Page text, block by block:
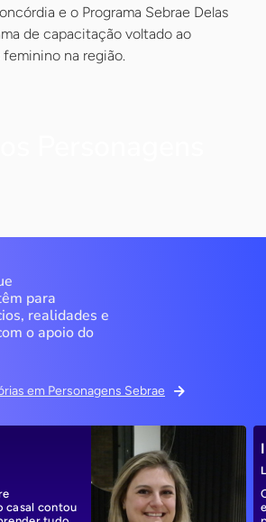
e o Programa Sebrae Delas
de capacitação voltado ao
na região.
para
realidades e
o apoio do
em Personagens Sebrae
casal contou